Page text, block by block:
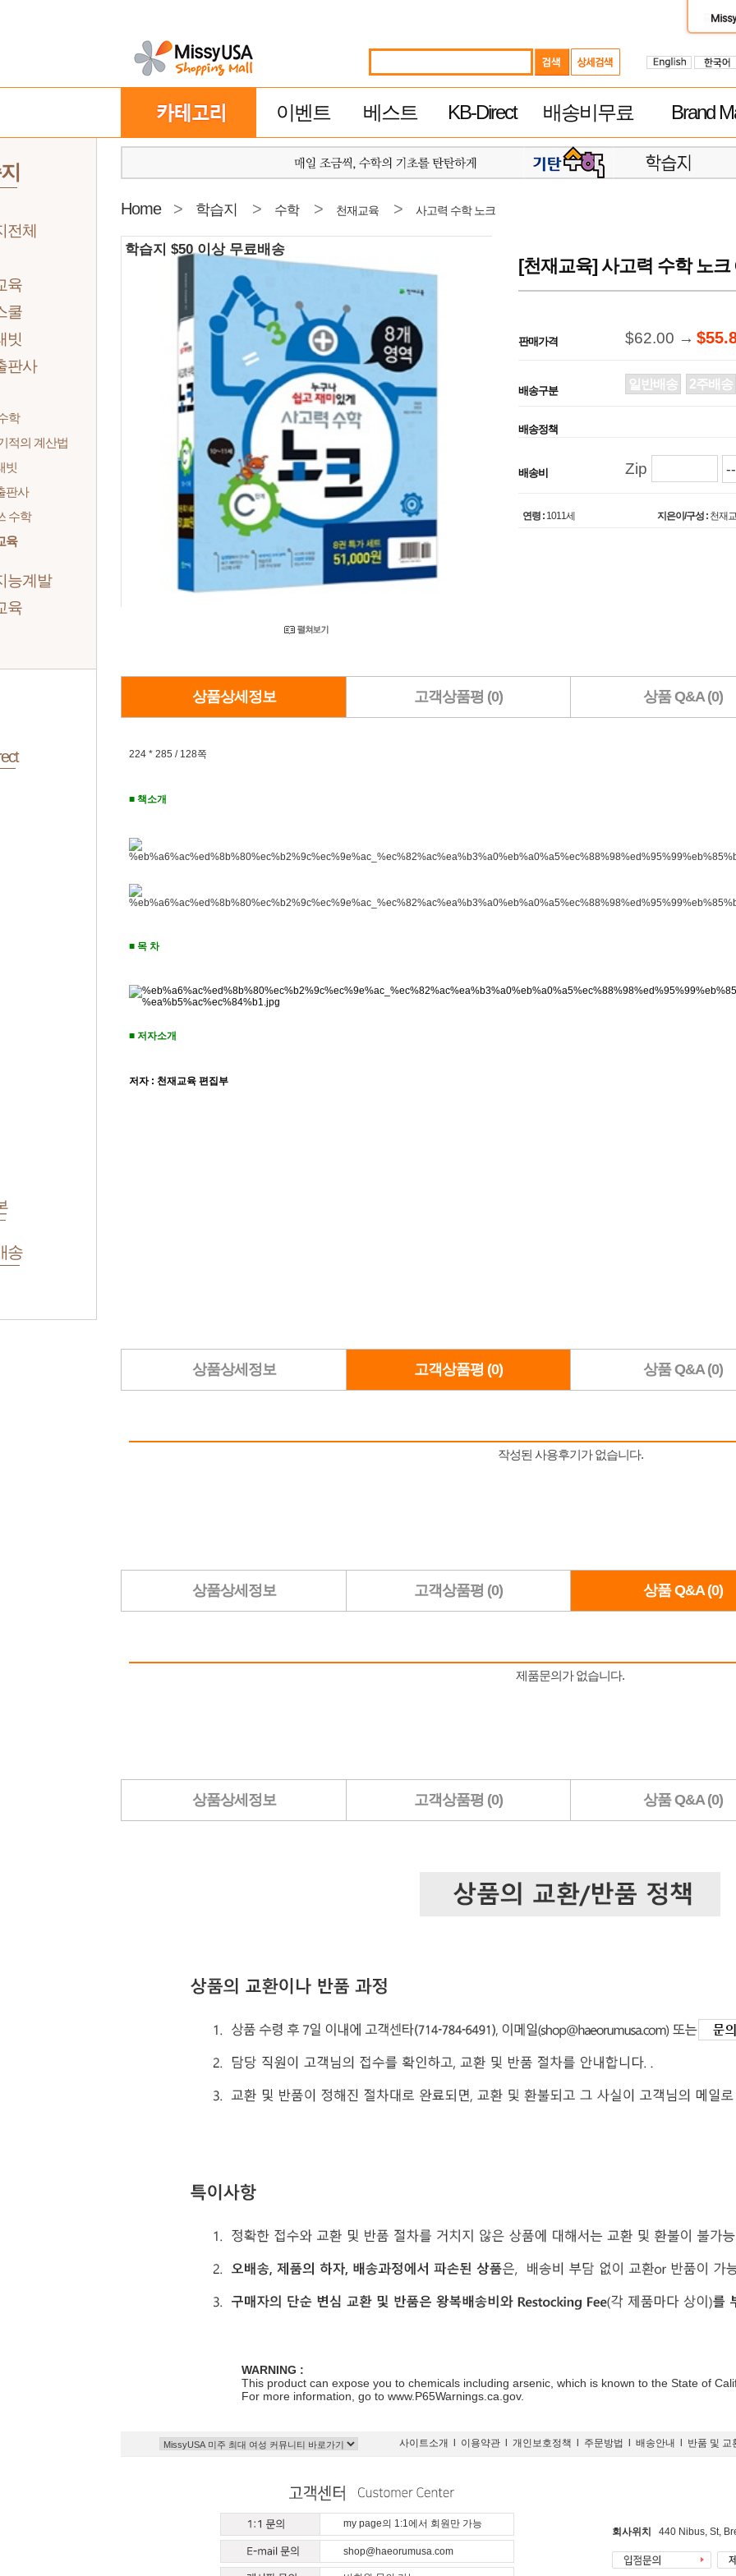
이벤트 베스트 KB-Direct 배송비무료 Brand
전체
육
쿨
빗
판사
학
적의 계산법
빗
판사
수학
육
능계발
육
송
Home > 학습지 > 수학 > 천재교육 > 사고력 수학 노크
학습지 $50 이상 무료배송
[천재교육] 사고력 수학 노
판매가격 $62.00 →
배송구분 일반배송 2주배송
배송정책
배송비 Zip
연령 : 1011세 지은이/구성 : 천재
상품상세정보 고객상품평 (0) 상품 Q&A (0)
224 * 285 / 128쪽
■ 책소개
■ 목 차
■ 저자소개
저자 : 천재교육 편집부
상품상세정보 고객상품평 (0) 상품 Q&A (0)
상품상세정보 고객상품평 (0) 상품 Q&A (0)
상품상세정보 고객상품평 (0) 상품 Q&A (0)
WARNING :
This product can expose you to chemicals including arsenic, which is known to the State of
For more information, go to www.P65Warnings.ca.gov.
사이트소개 이용약관 개인보호정책 주문방법 배송안내 반품 및 교
회사위치 440 Nibus, St,
my page의 1:1에서 회원만 가능
shop@haeorumusa.com